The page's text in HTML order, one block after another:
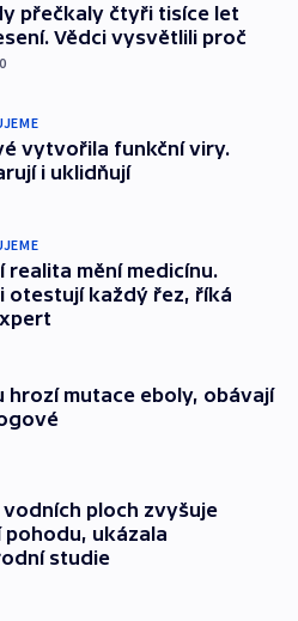
přečkaly čtyři tisíce let
Vědci vysvětlili proč
vytvořila funkční viry.
i uklidňují
realita mění medicínu.
otestují každý řez, říká
hrozí mutace eboly, obávají
vodních ploch zvyšuje
pohodu, ukázala
studie